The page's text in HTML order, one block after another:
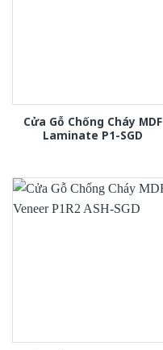
Cửa Gỗ Chống Cháy MDF
Laminate P1-SGD